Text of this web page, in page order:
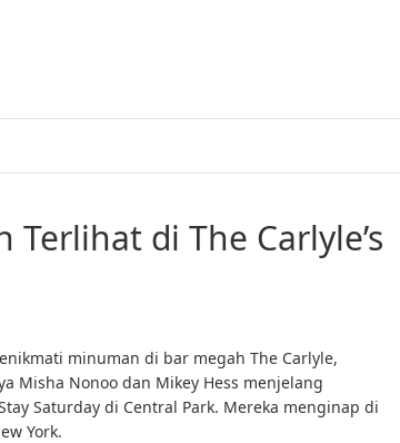
di The Carlyle’s
minuman di bar megah The Carlyle,
Misha Nonoo dan Mikey Hess menjelang
Saturday di Central Park. Mereka menginap di
York.